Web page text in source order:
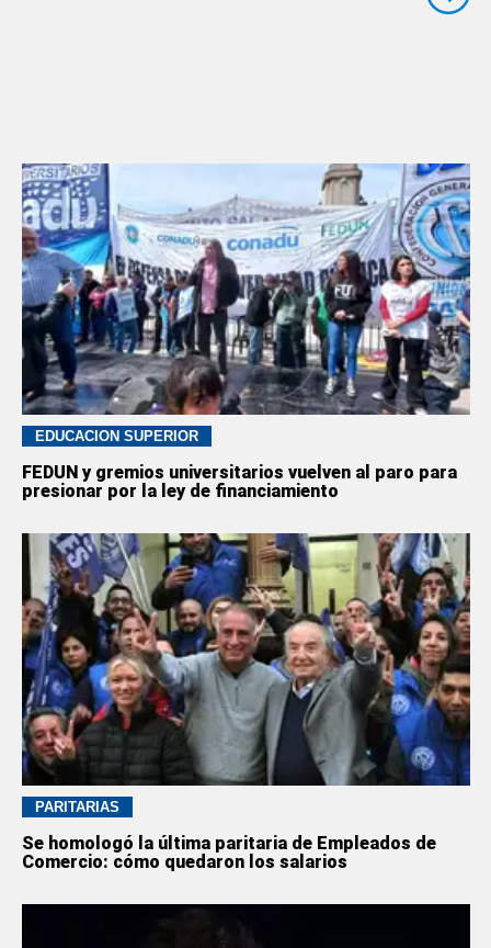
EDUCACION SUPERIOR
FEDUN y gremios universitarios vuelven al paro para
presionar por la ley de financiamiento
PARITARIAS
Se homologó la última paritaria de Empleados de
Comercio: cómo quedaron los salarios